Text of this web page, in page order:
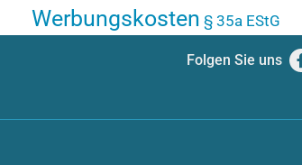
Werbungskosten § 35a EStG
Folgen Sie uns